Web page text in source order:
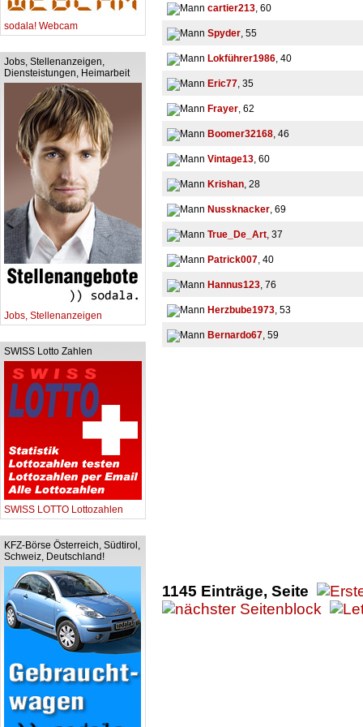
sodala! Webcam
Jobs, Stellenanzeigen,
Diensteistungen, Heimarbeit
Jobs, Stellenanzeigen
SWISS Lotto Zahlen
SWISS LOTTO Lottozahlen
KFZ-Börse Österreich, Südtirol,
Schweiz, Deutschland!
cartier213, 60
Spyder, 55
Lokführer1986, 40
Eric77, 35
Frayer, 62
Boomer32168, 46
Vintage13, 60
Krishan, 28
Nussknacker, 69
True_De_Art, 37
Patrick007, 40
Hannus123, 76
Herzbube1973, 53
Bernardo67, 59
1145 Einträge, Seite